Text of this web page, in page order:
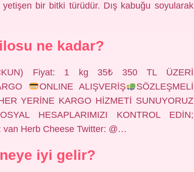
bir bitki türüdür. Dış kabuğu soyularak
ne kadar?
Fiyat: 1 kg 35₺ 350 TL ÜZERİ
ONLINE ALIŞVERİŞ
SÖZLEŞMELİ
YERİNE KARGO HİZMETİ SUNUYORUZ
HESAPLARIMIZI KONTROL EDİN;
van Herb Cheese Twitter: @…
iyi gelir?